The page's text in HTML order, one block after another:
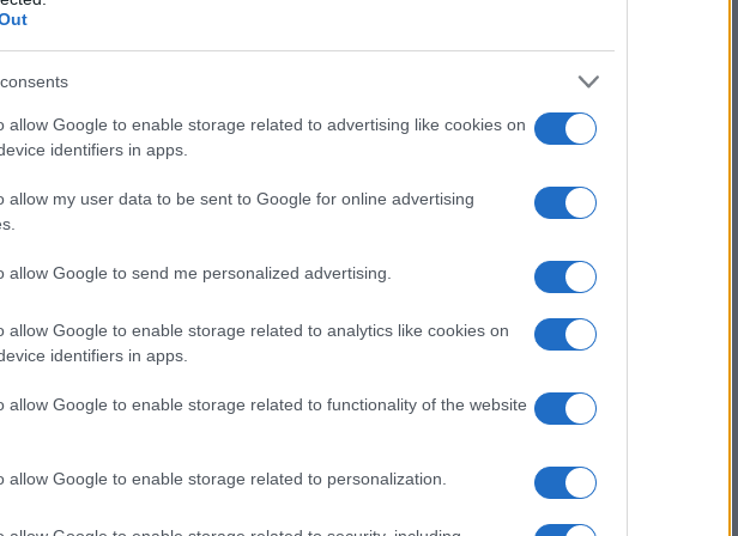
allow Google to enable storage related to advertising like cookies on
identifiers in apps.
allow my user data to be sent to Google for online advertising
allow Google to send me personalized advertising.
allow Google to enable storage related to analytics like cookies on
identifiers in apps.
allow Google to enable storage related to functionality of the website
allow Google to enable storage related to personalization.
Niejeden złapał się teraz za głowę.
kobieta, dzieci. Jak się auto nie
Ci dwuosobowy Partner typu
część auta jest masywna, lekko
położenia maski oraz przednich
SUV’a. Wspomniane reflektory,
również "aż halogenowe" -
nadspodziewanie dobrze.
i drogowe doskonale oświetlają
we mgle zupełnie się nie przydadzą
nad asfaltem. Sprawdzają się za
zakrętów.